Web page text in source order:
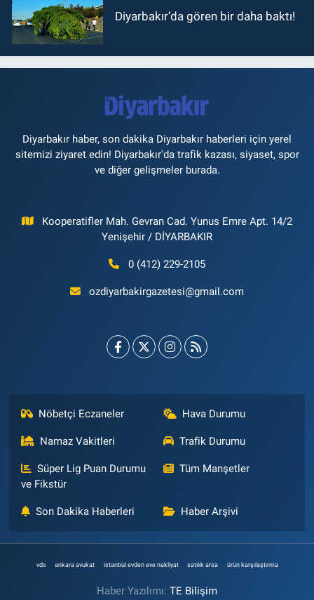
Diyarbakır’da gören bir daha baktı!
Diyarbakır haber, son dakika Diyarbakır haberleri için yerel
sitemizi ziyaret edin! Diyarbakır'da trafik kazası, siyaset, spor
ve diğer gelişmeler burada.
Kooperatifler Mah. Gevran Cad. Yunus Emre Apt. 14/2
Yenişehir / DİYARBAKIR
0 (412) 229-2105
ozdiyarbakirgazetesi@gmail.com
Nöbetçi Eczaneler Hava Durumu
Namaz Vakitleri Trafik Durumu
Süper Lig Puan Durumu
ve Fikstür
Tüm Manşetler
Son Dakika Haberleri Haber Arşivi
vds ankara avukat istanbul evden eve nakliyat satılık arsa ürün karşılaştırma
Haber Yazılımı: TE Bilişim